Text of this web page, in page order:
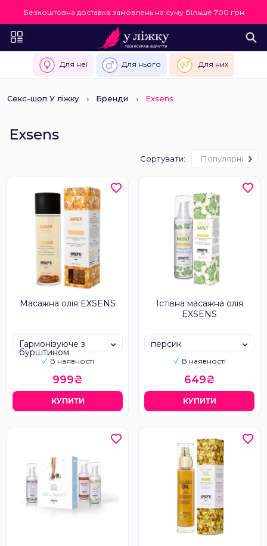
Безкоштовна доставка замовлень на суму більше 700 грн
Для неї Для нього Для них
Секс-шоп У ліжку Бренди Exsens
Exsens
Сортувати: Популярні
Масажна олія EXSENS
В наявності
Гармонізуюче з
бурштином
999₴
КУПИТИ
Їстівна масажна олія
EXSENS
В наявності
персик
649₴
КУПИТИ